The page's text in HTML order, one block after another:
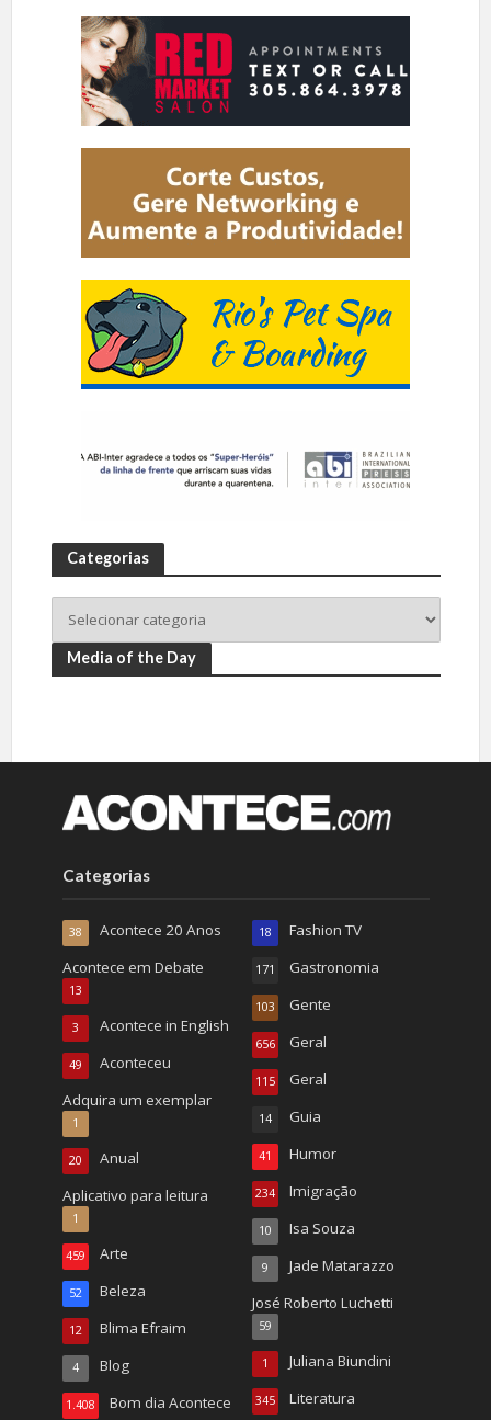
Categorias
Media of the Day
Categorias
Acontece 20 Anos
38
Acontece em Debate
13
Acontece in English
3
Aconteceu
49
Adquira um exemplar
1
Anual
20
Aplicativo para leitura
1
Arte
459
Beleza
52
Blima Efraim
12
Blog
4
Bom dia Acontece
1.408
Fashion TV
18
Gastronomia
171
Gente
103
Geral
656
Geral
115
Guia
14
Humor
41
Imigração
234
Isa Souza
10
Jade Matarazzo
9
José Roberto Luchetti
59
Juliana Biundini
1
Literatura
345